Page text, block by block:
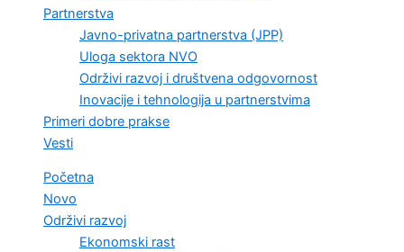
Partnerstva
Javno-privatna partnerstva (JPP)
Uloga sektora NVO
Održivi razvoj i društvena odgovornost
Inovacije i tehnologija u partnerstvima
Primeri dobre prakse
Vesti
Početna
Novo
Održivi razvoj
Ekonomski rast